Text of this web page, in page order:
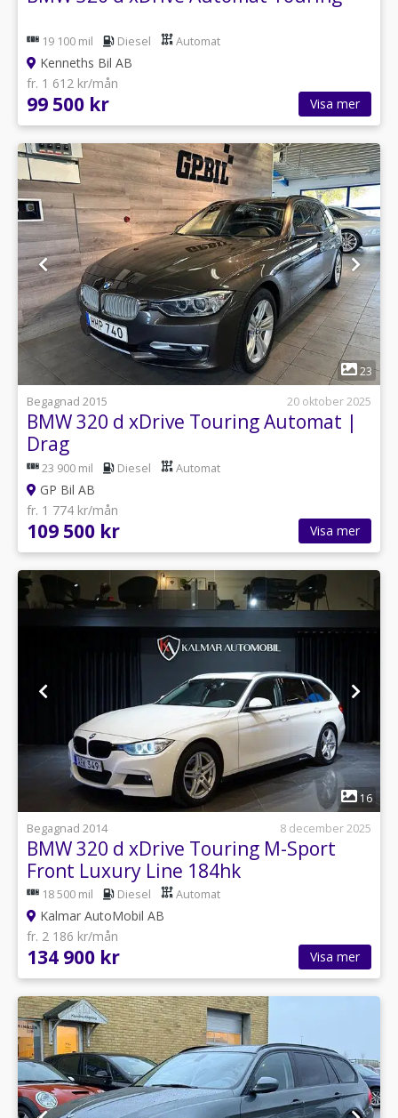
19 100 mil Diesel Automat
Kenneths Bil AB
fr. 1 612 kr/mån
99 500 kr Visa mer
1
23
Begagnad 2015
20 oktober 2025
BMW 320 d xDrive Touring Automat |
Drag
23 900 mil Diesel Automat
GP Bil AB
fr. 1 774 kr/mån
109 500 kr Visa mer
1
16
Begagnad 2014
8 december 2025
BMW 320 d xDrive Touring M-Sport
Front Luxury Line 184hk
18 500 mil Diesel Automat
Kalmar AutoMobil AB
fr. 2 186 kr/mån
134 900 kr Visa mer